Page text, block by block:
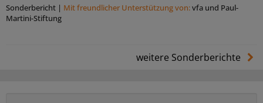
Sonderbericht | Mit freundlicher Unterstützung von:vfa und Paul-
Martini-Stiftung
weitere Sonderberichte